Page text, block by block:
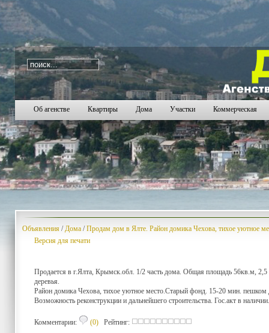
i=310
11041105 1106 1108 11091110
Об агенстве Квартиры Дома Участки Коммерческая
Объявления /Дома /Продам дом в Ялте. Район домика Чехова, тихое уютное
Версия для печати
Продается в г.Ялта, Крымск.обл. 1/2 часть дома. Общая площадь 56кв.м,
деревья.
Район домика Чехова, тихое уютное место.Старый фонд. 15-20 мин.
Возможность реконструкции и дальнейшего строительства. Гос.акт в наличии.
Комментарии: (0) Рейтинг: